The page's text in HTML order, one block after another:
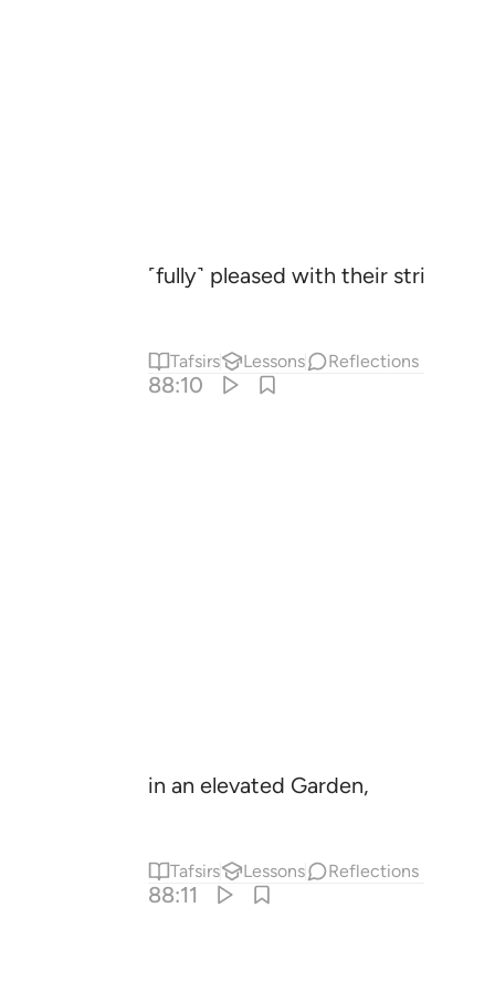
˹fully˺ pleased with their striving,
Tafsirs Lessons Reflections
88:10
in an elevated Garden,
Tafsirs Lessons Reflections
88:11